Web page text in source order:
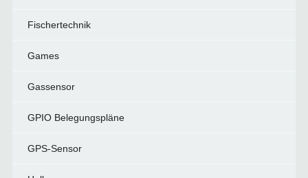
Fischertechnik
Games
Gassensor
GPIO Belegungspläne
GPS-Sensor